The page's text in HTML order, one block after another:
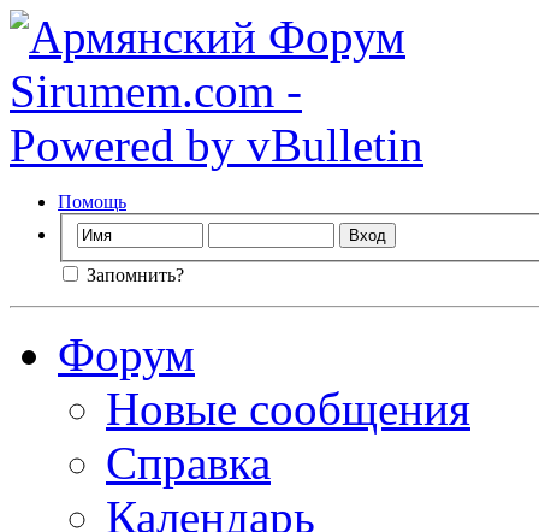
Помощь
Запомнить?
Форум
Новые сообщения
Справка
Календарь